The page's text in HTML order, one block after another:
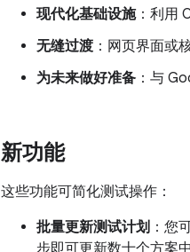
现代化基础设施：利用
无缝过渡 ：网页界面或
为未来做好准备 ：与
新功能
这些功能可简化测试操作：
批量更新测试计划 ：您
步即可更新数十个方案